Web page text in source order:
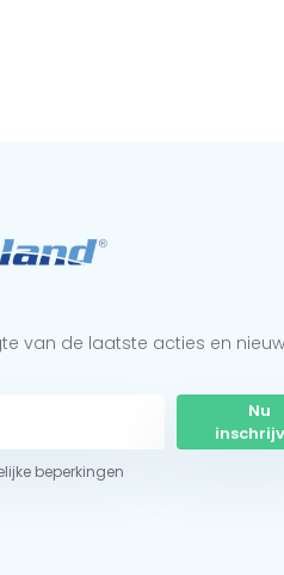
van de laatste acties en
Nu
beperkingen